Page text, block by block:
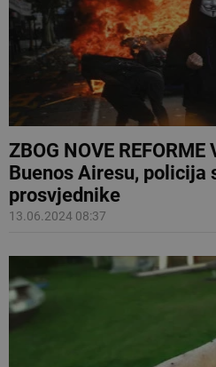
ZBOG NOVE
Buenos Airesu, policija
prosvjednike
13.06.2024 08:37